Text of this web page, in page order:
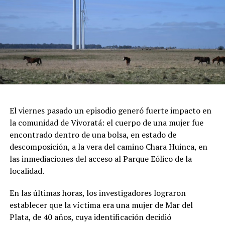
Feria de Artesanos y Emprendedores: Un paseo cultural
pinar.
Espectáculos y Área Kids: Shows de artistas locales e
invitados en el escenario principal, junto a una zona
dedicada exclusivamente al entretenimiento infantil con
arboledas y dejarse tentar por una taza de chocolate
caliente mientras se disfruta de buena música es el plan
perfecto para escaparse de la rutina este fin de semana
largo.
INFORMACIÓN GENERAL DEL EVENTO
Evento: 30° Fiesta Nacional del Chocolate Artesanal
(ChocoGesell)
Fecha: Fin de semana largo del 17 de Agosto de 2026
El viernes pasado un episodio generó fuerte impacto en
la comunidad de Vivoratá: el cuerpo de una mujer fue
encontrado dentro de una bolsa, en estado de
descomposición, a la vera del camino Chara Huinca, en
las inmediaciones del acceso al Parque Eólico de la
localidad.
En las últimas horas, los investigadores lograron
establecer que la víctima era una mujer de Mar del
Plata, de 40 años, cuya identificación decidió